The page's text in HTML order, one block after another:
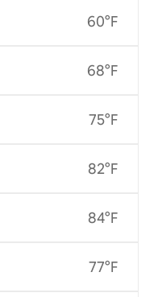
60°F
68°F
75°F
82°F
84°F
77°F